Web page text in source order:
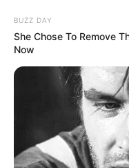
kedden a
Akadémián tartott
európai
készül az európai
folyamatosan
Oroszország
BUZZ DAY
She Chose To Remove
Now